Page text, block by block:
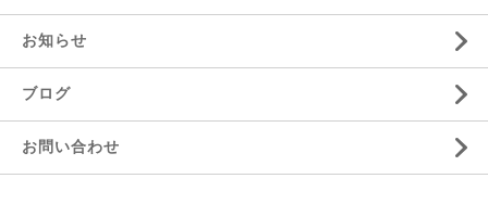
お知らせ
ブログ
お問い合わせ